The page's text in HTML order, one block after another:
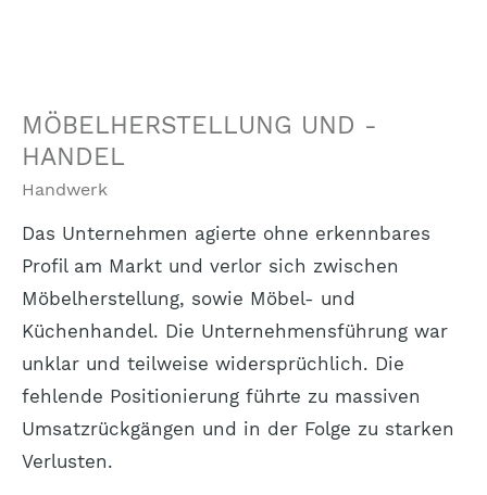
MÖBELHERSTELLUNG UND -
HANDEL
Handwerk
Das Unternehmen agierte ohne erkennbares
Profil am Markt und verlor sich zwischen
Möbelherstellung, sowie Möbel- und
Küchenhandel. Die Unternehmensführung war
unklar und teilweise widersprüchlich. Die
fehlende Positionierung führte zu massiven
Umsatzrückgängen und in der Folge zu starken
Verlusten.